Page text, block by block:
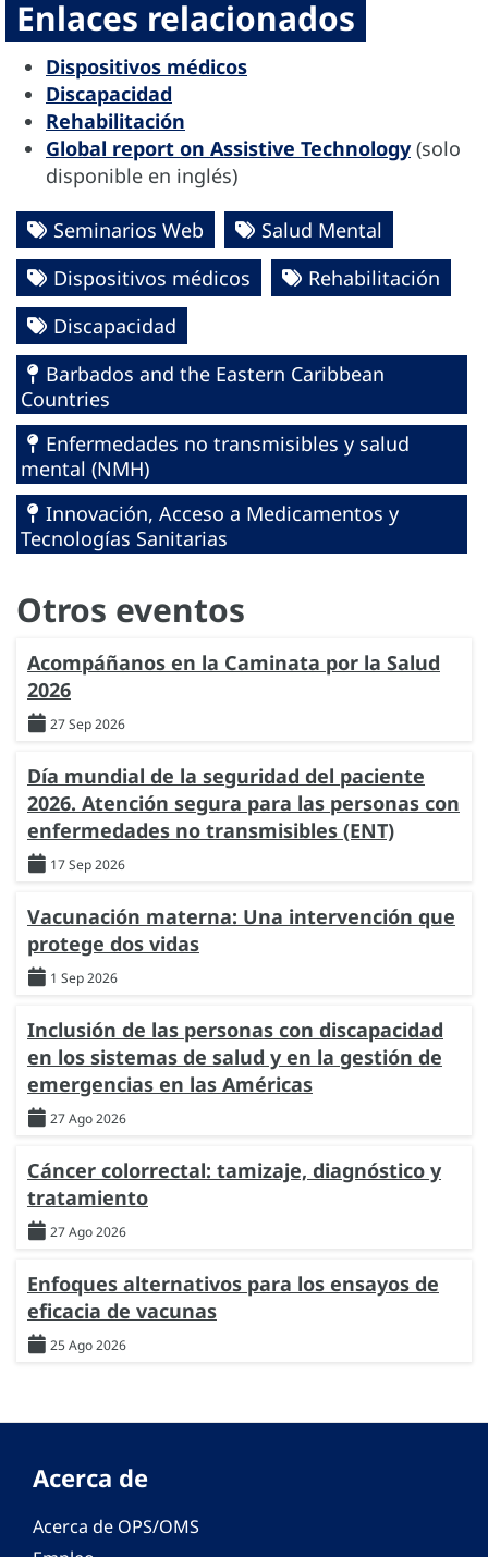
Enlaces relacionados
Dispositivos médicos
Discapacidad
Rehabilitación
Global report on Assistive Technology(solo
disponible en inglés)
Seminarios Web
Salud Mental
Dispositivos médicos
Rehabilitación
Discapacidad
Barbados and the Eastern Caribbean
Countries
Enfermedades no transmisibles y salud
mental (NMH)
Innovación, Acceso a Medicamentos y
Tecnologías Sanitarias
Otros eventos
Acompáñanos en la Caminata por la Salud
2026
27 Sep 2026
Día mundial de la seguridad del paciente
2026. Atención segura para las personas con
enfermedades no transmisibles (ENT)
17 Sep 2026
Vacunación materna: Una intervención que
protege dos vidas
1 Sep 2026
Inclusión de las personas con discapacidad
en los sistemas de salud y en la gestión de
emergencias en las Américas
27 Ago 2026
Cáncer colorrectal: tamizaje, diagnóstico y
tratamiento
27 Ago 2026
Enfoques alternativos para los ensayos de
eficacia de vacunas
25 Ago 2026
Acerca de
Acerca de OPS/OMS